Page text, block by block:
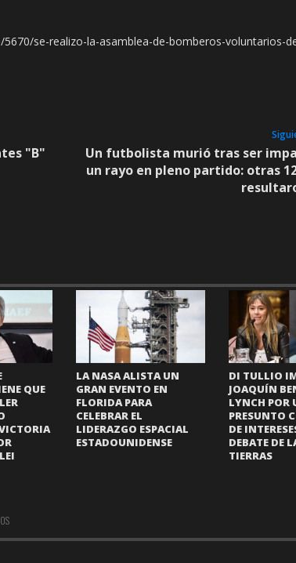
se-realizo-la-asamblea-de-bomberos-voluntarios-
"B"
Un futbolista murió tras ser
un rayo en pleno partido: otras
QUE
LA NASA ALISTA UN
GRAN EVENTO EN
FLORIDA PARA
CELEBRAR EL
LIDERAZGO ESPACIAL
ESTADOUNIDENSE
DI TULLIO
JOAQUÍN
LYNCH POR
PRESUNTO
DE
DEBATE DE
TIERRAS